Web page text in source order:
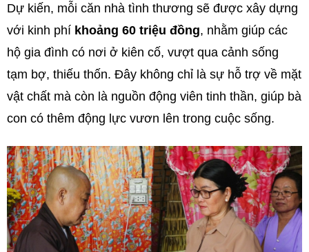
Dự kiến, mỗi căn nhà tình thương sẽ được xây dựng
với kinh phí khoảng 60 triệu đồng, nhằm giúp các
hộ gia đình có nơi ở kiên cố, vượt qua cảnh sống
tạm bợ, thiếu thốn. Đây không chỉ là sự hỗ trợ về mặt
vật chất mà còn là nguồn động viên tinh thần, giúp bà
con có thêm động lực vươn lên trong cuộc sống.